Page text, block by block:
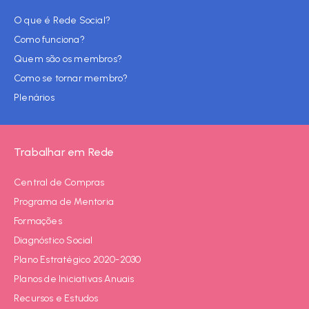
O que é Rede Social?
Como funciona?
Quem são os membros?
Como se tornar membro?
Plenários
Trabalhar em Rede
Central de Compras
Programa de Mentoria
Formações
Diagnóstico Social
Plano Estratégico 2020-2030
Planos de Iniciativas Anuais
Recursos e Estudos